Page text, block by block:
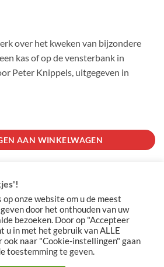
over het kweken van bijzondere
kas of op de vensterbank in
Peter Knippels, uitgegeven in
in kamer en Kas aantal
AAN WINKELWAGEN
onze website om u de meest
door het onthouden van uw
bezoeken. Door op "Accepteer
u in met het gebruik van ALLE
ook naar "Cookie-instellingen" gaan
toestemming te geven.